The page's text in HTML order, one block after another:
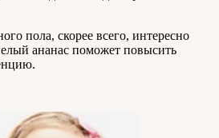
пола, скорее всего, интересно
ананас поможет повысить